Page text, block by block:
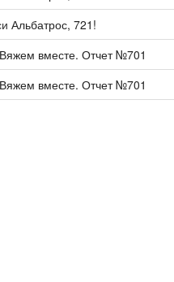
Альбатрос, 721!
вместе. Отчет №701
вместе. Отчет №701